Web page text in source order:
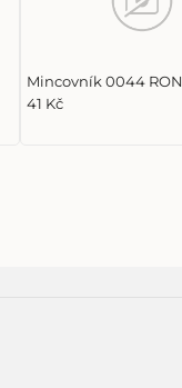
Mincovník 0044 RON
41 Kč